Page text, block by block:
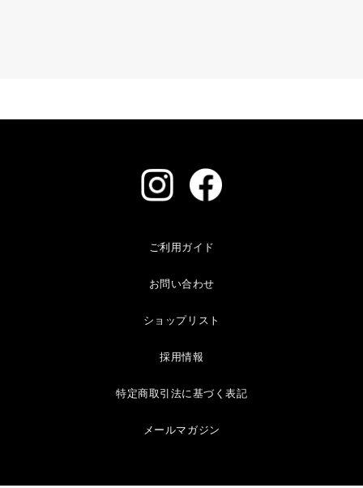
ご利用ガイド
お問い合わせ
ショップリスト
採用情報
特定商取引法に基づく表記
メールマガジン